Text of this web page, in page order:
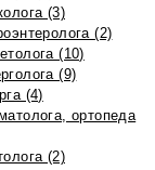
(3)
(2)
(10)
(9)
(4)
ортопеда
(2)